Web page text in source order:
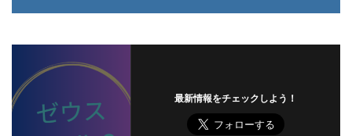
最新情報をチェックしよう！